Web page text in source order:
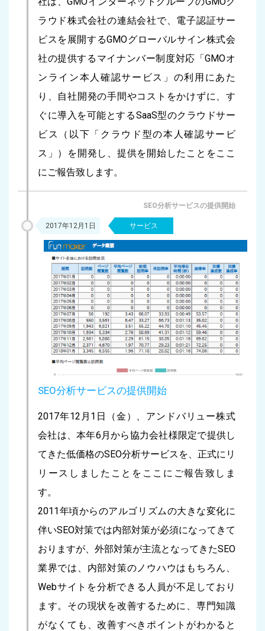
ラウド株式会社の連結会社で、電子認証サー
ビスを展開するGMOグローバルサイン株式会
社の提供するマイナンバー制度対応「GMOオ
ンライン本人確認サービス」の利用にあた
り、自社開発の手間やコストをかけずに、す
ぐに導入を可能とするSaaS型のクラウドサー
ビス（以下「クラウド型の本人確認サービ
ス」）を開発し、提供を開始したことをここ
にご報告致します。
SEO分析サービスの提供開始
2017年12月1日 サービス
SEO分析サービスの提供開始
2017年12月1日（金）、アンドバリュー株式
会社は、本年6月から協力会社様限定で提供し
てきた低価格のSEO分析サービスを、正式にリ
リースしましたことをここにご報告致しま
す。
2011年頃からのアルゴリズムの大きな変化に
伴いSEO対策では内部対策が必須になってきて
おりますが、外部対策が主流となってきたSEO
業界では、内部対策のノウハウはもちろん、
Webサイトを分析できる人員が不足しており
ます。その現状を改善するために、専門知識
がなくても、改善すべきポイントがわかると